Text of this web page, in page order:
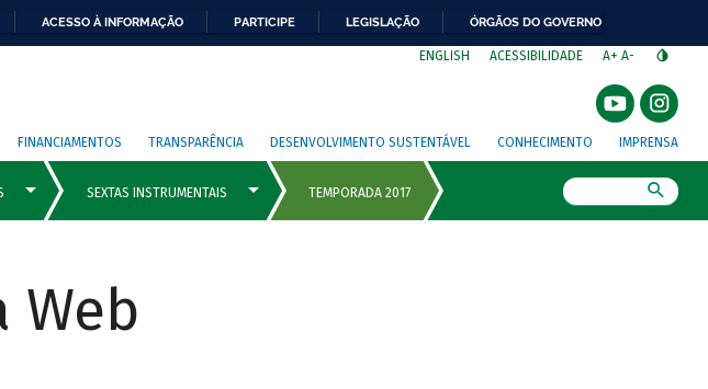
ACESSO À INFORMAÇÃO PARTICIPE LEGISLAÇÃO ÓRGÃOS DO GOVERNO
ENGLISH ACESSIBILIDADE A+ A-
FINANCIAMENTOS TRANSPARÊNCIA DESENVOLVIMENTO SUSTENTÁVEL CONHECIMENTO IMPRENSA
Web